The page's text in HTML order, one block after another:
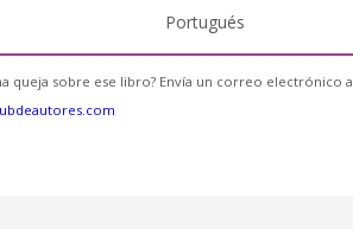
Portugués
queja sobre ese libro? Envía un correo electrónico a